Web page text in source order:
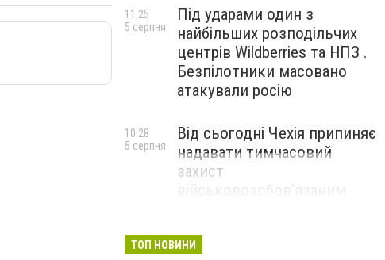
Під ударами один з
найбільших розподільчих
центрів Wildberries та НПЗ .
Безпілотники масовано
атакували росію
11:25
5 серпня
Від сьогодні Чехія припиняє
надавати тимчасовий
захист
військовозобов’язаним
10:28
5 серпня
ТОП НОВИНИ